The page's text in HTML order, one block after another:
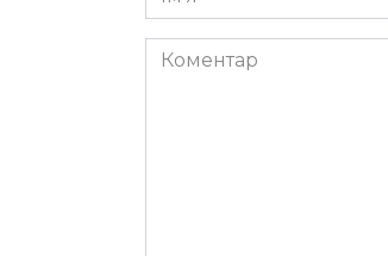
*
Коментар